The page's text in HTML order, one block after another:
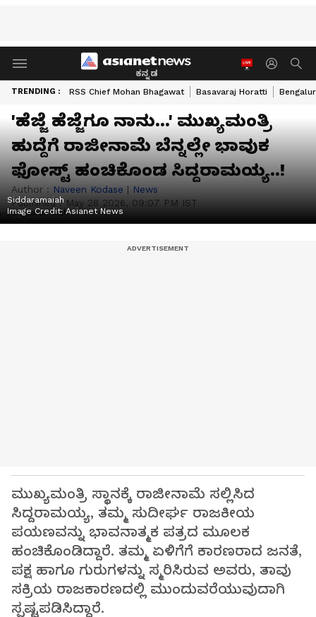
ಕನ್ನಡ
TRENDING : RSS Chief Mohan Bhagawat Basavaraj Horatti
'ಹೆಜ್ಜೆ ಹೆಜ್ಜೆಗೂ ನಾನು...' ಮುಖ್ಯಮಂತ್ರಿ
ಹುದ್ದೆಗೆ ರಾಜೀನಾಮೆ ಬೆನ್ನಲ್ಲೇ ಭಾವುಕ
ಫೋಸ್ಟ್‌ ಹಂಚಿಕೊಂಡ ಸಿದ್ದರಾಮಯ್ಯ..!
Author : Naveen Kodase | News
Published : May 28 2026, 09:07 PM IST
Siddaramaiah
Image Credit:Asianet News
ಮುಖ್ಯಮಂತ್ರಿ ಸ್ಥಾನಕ್ಕೆ ರಾಜೀನಾಮೆ ಸಲ್ಲಿಸಿದ
ಸಿದ್ದರಾಮಯ್ಯ, ತಮ್ಮ ಸುದೀರ್ಘ ರಾಜಕೀಯ
ಪಯಣವನ್ನು ಭಾವನಾತ್ಮಕ ಪತ್ರದ ಮೂಲಕ
ಹಂಚಿಕೊಂಡಿದ್ದಾರೆ. ತಮ್ಮ ಏಳಿಗೆಗೆ ಕಾರಣರಾದ ಜನತೆ,
ಪಕ್ಷ ಹಾಗೂ ಗುರುಗಳನ್ನು ಸ್ಮರಿಸಿರುವ ಅವರು, ತಾವು
ಸಕ್ರಿಯ ರಾಜಕಾರಣದಲ್ಲಿ ಮುಂದುವರೆಯುವುದಾಗಿ
ಸ್ಪಷ್ಟಪಡಿಸಿದ್ದಾರೆ.